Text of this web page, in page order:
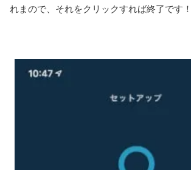
れまので、それをクリックすれば終了です！